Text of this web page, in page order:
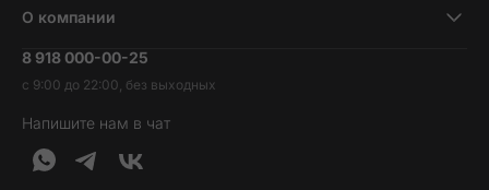
Наушники и колонки
Гаджеты
Трейд-ин
Гарантия и возврат
Доставка и оплата
Кредит и рассрочка
О компании
Вакансии
Контакты
Обратная связь
О нас
8 918 000-00-25
с 9:00 до 22:00, без выходных
Напишите нам в чат